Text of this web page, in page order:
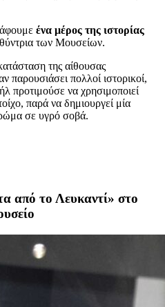
ένα μέρος της ιστορίας
των Μουσείων.
της αίθουσας
παρουσιάσει πολλοί ιστορικοί,
προτιμούσε να χρησιμοποιεί
παρά να δημιουργεί μία
σε υγρό σοβά.
από το Λευκαντί» στο